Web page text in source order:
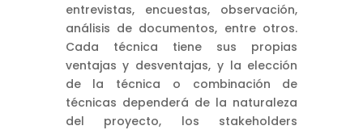
entrevistas, encuestas, observación,
análisis de documentos, entre otros.
Cada técnica tiene sus propias
ventajas y desventajas, y la elección
de la técnica o combinación de
técnicas dependerá de la naturaleza
del proyecto, los stakeholders